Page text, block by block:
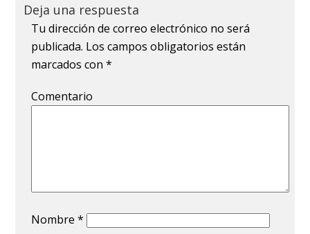
Deja una respuesta
Tu dirección de correo electrónico no será
publicada. Los campos obligatorios están
marcados con*
Comentario
Nombre*